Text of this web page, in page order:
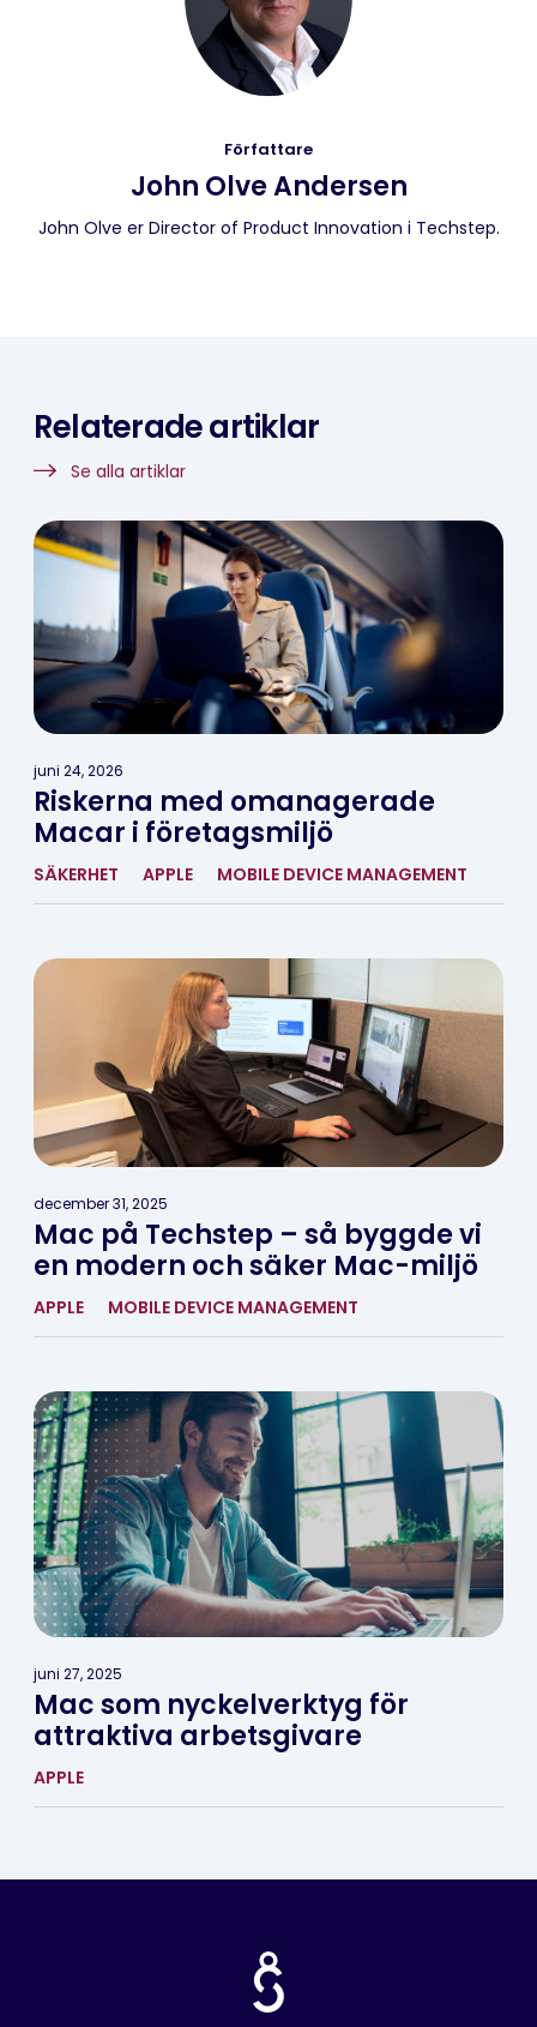
Författare
John Olve Andersen
John Olve er Director of Product Innovation i Techstep.
Relaterade artiklar
Se alla artiklar
juni 24, 2026
Riskerna med omanagerade
Macar i företagsmiljö
SÄKERHET APPLE MOBILE DEVICE MANAGEMENT
december 31, 2025
Mac på Techstep – så byggde vi
en modern och säker Mac-miljö
APPLE MOBILE DEVICE MANAGEMENT
juni 27, 2025
Mac som nyckelverktyg för
attraktiva arbetsgivare
APPLE